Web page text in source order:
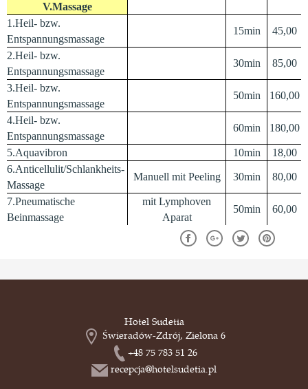
V.Massage
1.Heil- bzw.
Entspannungsmassage
15min 45,00
2.Heil- bzw.
Entspannungsmassage
30min 85,00
3.Heil- bzw.
Entspannungsmassage
50min 160,00
4.Heil- bzw.
Entspannungsmassage
60min 180,00
5.Aquavibron 10min
18,00
6.Anticellulit/Schlankheits-
Massage
Manuell mit Peeling 30min 80,00
7.Pneumatische
Beinmassage
mit Lymphoven
Aparat
50min 60,00
Hotel Sudetia
Świeradów-Zdrój, Zielona 6
+48 75 783 51 26
recepcja@hotelsudetia.pl